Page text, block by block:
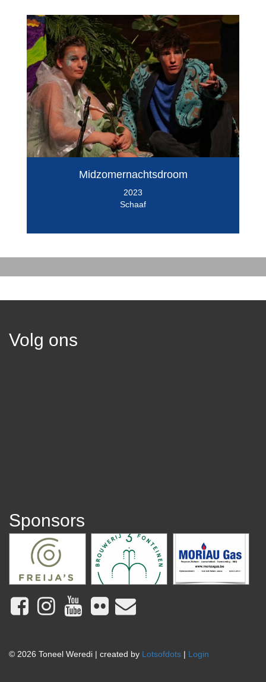
Midzomernachtsdroom
2023
Schaaf
Volg ons
Sponsors
© 2026 Toneel Weredi | created by Lotsofdots | Login